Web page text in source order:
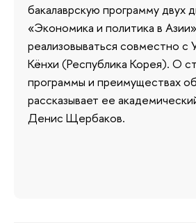
бакалаврскую программу двух
«Экономика и политика в
реализовываться совместно с
Кёнхи (Республика Корея). О
программы и преимуществах
рассказывает ее
Денис Щербаков.